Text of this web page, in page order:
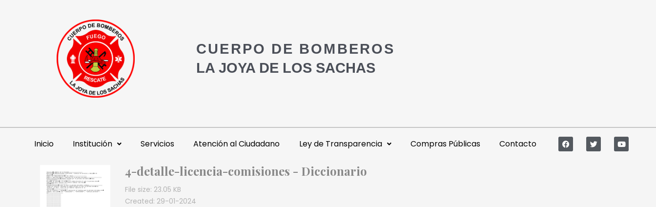
CUERPO DE BOMBEROS
LA JOYA DE LOS SACHAS
Inicio Institución Servicios Atención al Ciudadano Ley de Transparencia Compras Públicas Contacto
4-detalle-licencia-comisiones - Diccionario
File size: 23.05 KB
Created: 29-01-2024